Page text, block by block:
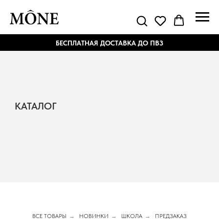
БЕСПЛАТНАЯ ДОСТАВКА ДО ПВЗ
КАТАЛОГ
ВСЕ ТОВАРЫ → НОВИНКИ → ШКОЛА → ПРЕДЗАКАЗ